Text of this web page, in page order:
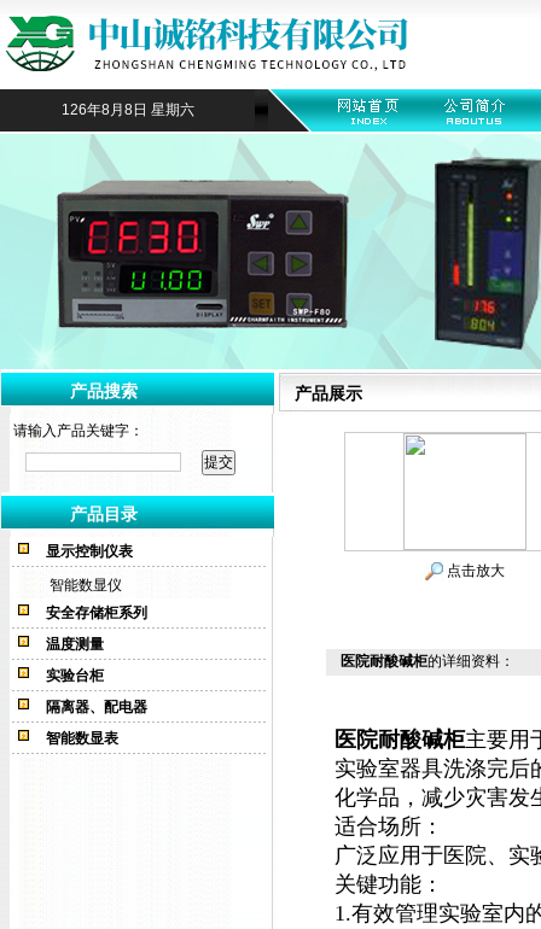
126年8月8日 星期六
产品搜索
请输入产品关键字：
产品目录
显示控制仪表
智能数显仪
安全存储柜系列
温度测量
实验台柜
隔离器、配电器
智能数显表
产品展示
点击放大
医院耐酸碱柜的详细资料：
医院耐酸碱柜主要用
实验室器具洗涤完后
化学品，减少灾害发
适合场所：
广泛应用于医院、实
关键功能：
1.有效管理实验室内